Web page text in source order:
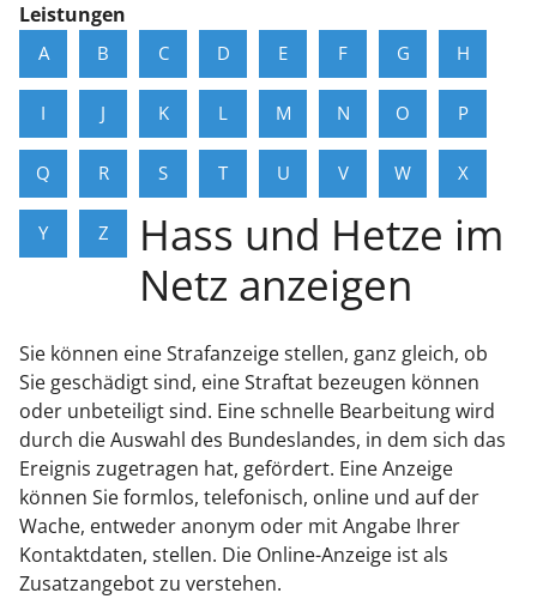
Leistungen
A B C D E F G H
I J K L M N O P
Q R S T U V W X
Y Z
Hass und Hetze im
Netz anzeigen
Sie können eine Strafanzeige stellen, ganz gleich, ob
Sie geschädigt sind, eine Straftat bezeugen können
oder unbeteiligt sind. Eine schnelle Bearbeitung wird
durch die Auswahl des Bundeslandes, in dem sich das
Ereignis zugetragen hat, gefördert. Eine Anzeige
können Sie formlos, telefonisch, online und auf der
Wache, entweder anonym oder mit Angabe Ihrer
Kontaktdaten, stellen. Die Online-Anzeige ist als
Zusatzangebot zu verstehen.